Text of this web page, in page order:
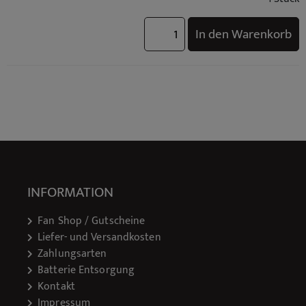
In den Warenkorb
INFORMATION
Fan Shop / Gutscheine
Liefer- und Versandkosten
Zahlungsarten
Batterie Entsorgung
Kontakt